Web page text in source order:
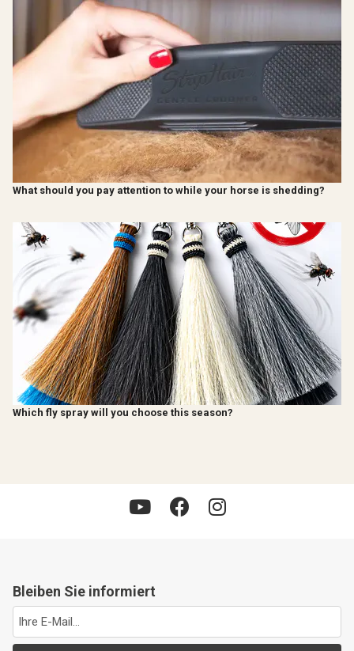
What should you pay attention to while your horse is shedding?
Which fly spray will you choose this season?
Bleiben Sie informiert